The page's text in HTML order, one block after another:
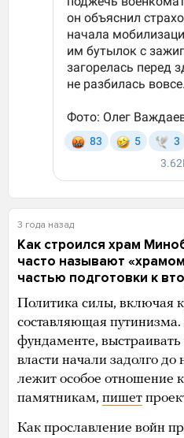
3 года назад
Как строился храм
часто называют
частью подготовки к
Политика силы, включая
составляющая
фундаменте,
власти начали задолго
лежит особое отношение
памятникам, пишет
Как прославление войн